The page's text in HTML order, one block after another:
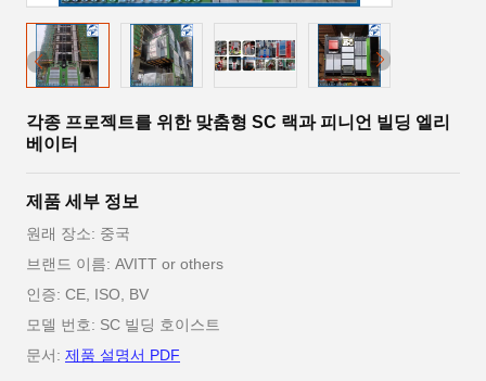
각종 프로젝트를 위한 맞춤형 SC 랙과 피니언 빌딩 엘리
베이터
제품 세부 정보
원래 장소: 중국
브랜드 이름: AVITT or others
인증: CE, ISO, BV
모델 번호: SC 빌딩 호이스트
문서: 제품 설명서 PDF